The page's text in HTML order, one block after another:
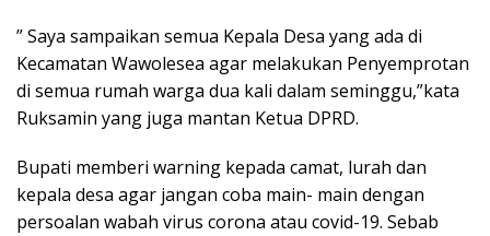
” Saya sampaikan semua Kepala Desa yang ada di
Kecamatan Wawolesea agar melakukan Penyemprotan
di semua rumah warga dua kali dalam seminggu,”kata
Ruksamin yang juga mantan Ketua DPRD.
Bupati memberi warning kepada camat, lurah dan
kepala desa agar jangan coba main- main dengan
persoalan wabah virus corona atau covid-19. Sebab